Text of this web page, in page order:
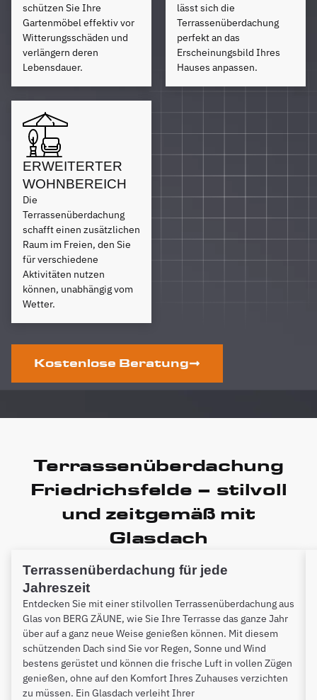
schützen Sie Ihre
Gartenmöbel effektiv vor
Witterungsschäden und
verlängern deren
Lebensdauer.
lässt sich die
Terrassenüberdachung
perfekt an das
Erscheinungsbild Ihres
Hauses anpassen.
ERWEITERTER
WOHNBEREICH
Die
Terrassenüberdachung
schafft einen zusätzlichen
Raum im Freien, den Sie
für verschiedene
Aktivitäten nutzen
können, unabhängig vom
Wetter.
Kostenlose Beratung
Terrassenüberdachung
Friedrichsfelde – stilvoll
und zeitgemäß mit
Glasdach
Terrassenüberdachung für jede
Jahreszeit
Entdecken Sie mit einer stilvollen Terrassenüberdachung aus
Glas von BERG ZÄUNE, wie Sie Ihre Terrasse das ganze Jahr
über auf a ganz neue Weise genießen können. Mit diesem
schützenden Dach sind Sie vor Regen, Sonne und Wind
bestens gerüstet und können die frische Luft in vollen Zügen
genießen, ohne auf den Komfort Ihres Zuhauses verzichten
zu müssen. Ein Glasdach verleiht Ihrer